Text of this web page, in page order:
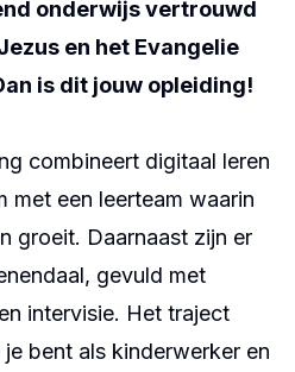
onderwijs vertrouwd
en het Evangelie
is dit jouw opleiding!
combineert digitaal leren
met een leerteam waarin
groeit. Daarnaast zijn er
gevuld met
intervisie. Het traject
bent als kinderwerker en